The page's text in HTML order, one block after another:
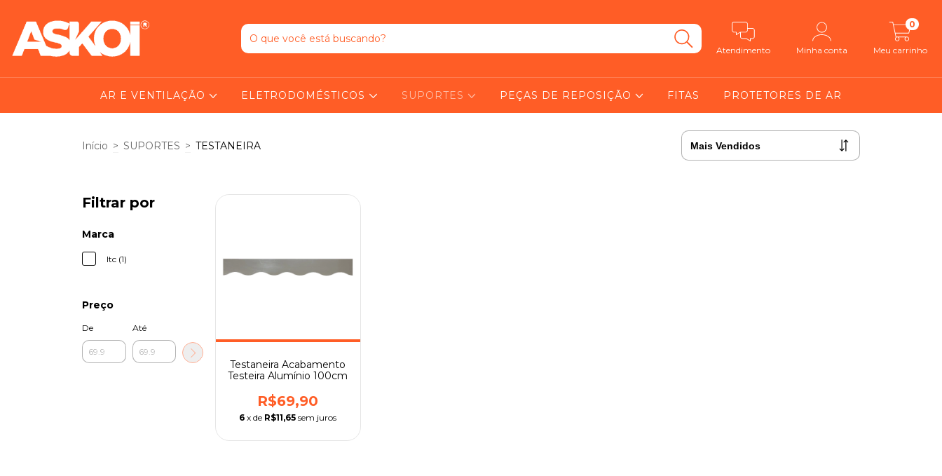
Atendimento Minha conta Meu carrinho
0
AR E VENTILAÇÃO ELETRODOMÉSTICOS SUPORTES PEÇAS DE REPOSIÇÃO FITAS PROTETORES DE AR
Início > SUPORTES > TESTANEIRA
Filtrar por
Marca
Itc (1)
Preço
De Até
Testaneira Acabamento
Testeira Alumínio 100cm
R$69,90
6 x de R$11,65 sem juros